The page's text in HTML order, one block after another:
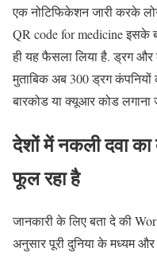
एक नोटिफिकेशन जारी करके
QR code for medicine इसके
ही यह फैसला लिया है. ड्रग
मुताबिक अब 300 ड्रग
बारकोड या क्यूआर कोड लगाना
देशों में नकली दवा
फूल रहा है
जानकारी के लिए बता दे की
अनुसार पूरी दुनिया के मध्यम